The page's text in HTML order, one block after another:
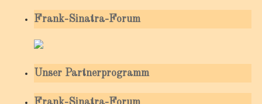
Frank-Sinatra-Forum
Unser Partnerprogramm